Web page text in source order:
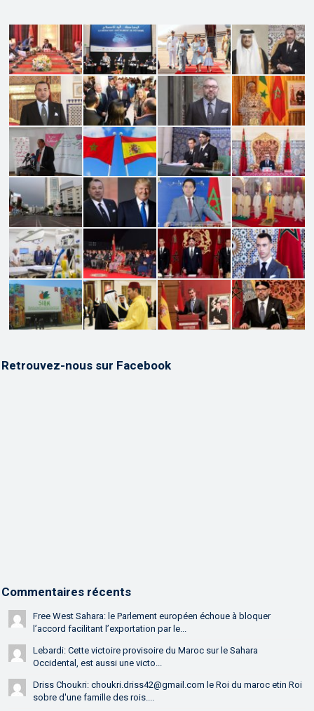
Retrouvez-nous sur Facebook
Commentaires récents
Free West Sahara: le Parlement européen échoue à bloquer
l’accord facilitant l’exportation par le...
Lebardi: Cette victoire provisoire du Maroc sur le Sahara
Occidental, est aussi une victo...
Driss Choukri: choukri.driss42@gmail.com le Roi du maroc etin Roi
sobre d'une famille des rois....